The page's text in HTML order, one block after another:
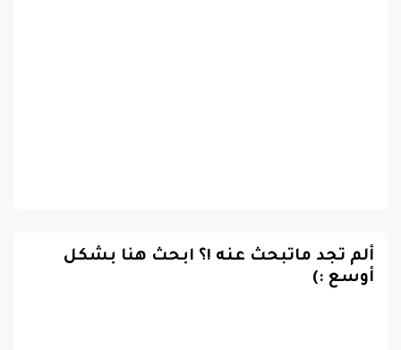
ألم تجد ماتبحث عنه !؟ ابحث هنا بشكل
أوسع :)